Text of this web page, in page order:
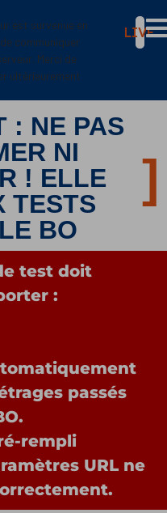
est survenue en
communiquer
Merci de
ultérieurement
LIVE
: NE PAS
NI
! ELLE
TESTS
BO
test doit
:
passés
rempli
URL ne